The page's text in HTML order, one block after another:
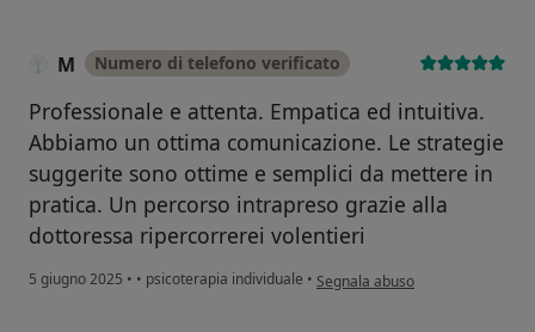
M Numero di telefono verificato
Professionale e attenta. Empatica ed intuitiva.
Abbiamo un ottima comunicazione. Le strategie
suggerite sono ottime e semplici da mettere in
pratica. Un percorso intrapreso grazie alla
dottoressa ripercorrerei volentieri
5 giugno 2025 • • psicoterapia individuale • secondo l'opinione dell'utente M
Segnala abuso